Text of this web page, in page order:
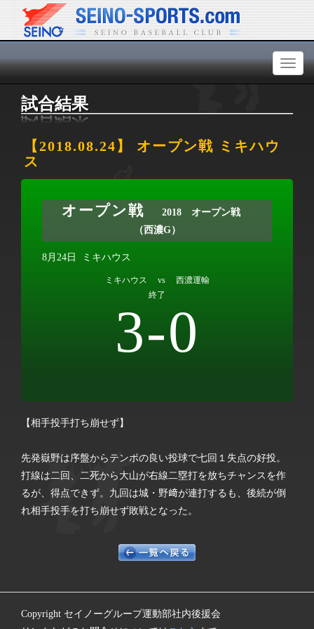
Toggle
試合結果
【2018.08.24】 オープン戦 ミキハウ
ス
オープン戦
2018 オープン戦
（西濃G）
8月24日 ミキハウス
ミキハウス vs 西濃運輸
終了
3-0
【相手投手打ち崩せず】
先発嶽野は序盤からテンポの良い投球で七回１失点の好投。
打線は二回、二死から大山が右線二塁打を放ちチャンスを作
るが、得点できず。九回は城・野﨑が連打するも、後続が倒
れ相手投手を打ち崩せず敗戦となった。
Copyright セイノーグループ運動部社内後援会